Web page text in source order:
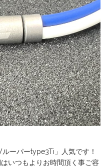
ーパーtype3Ti」人気です！
いつもよりお時間頂く事ご容